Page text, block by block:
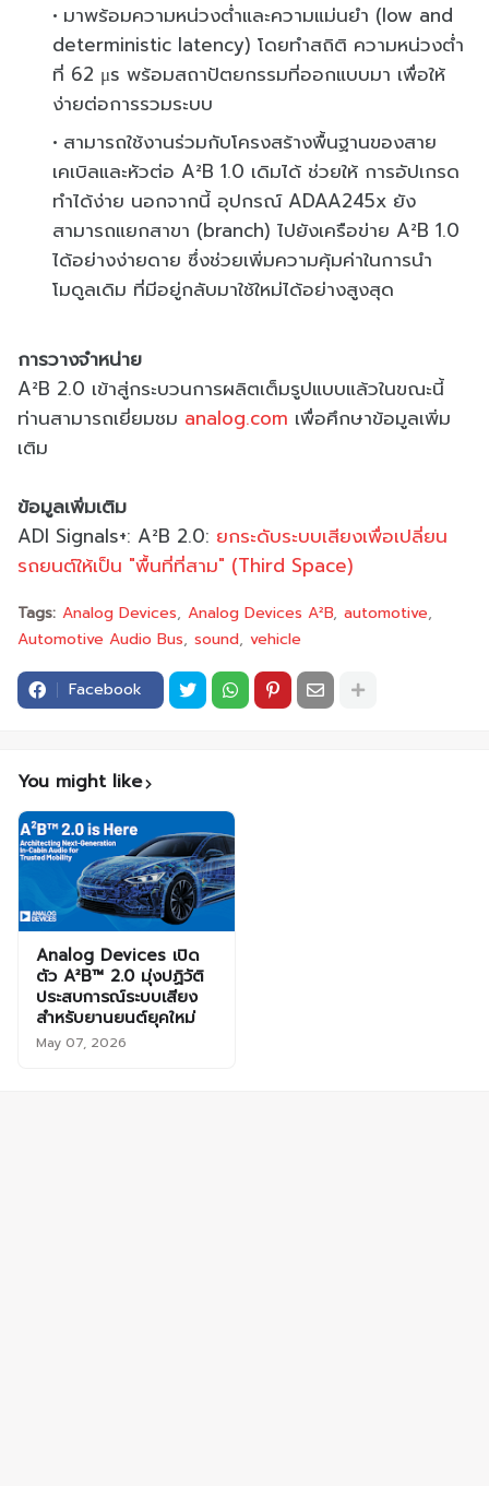
มาพร้อมความหน่วงต่ำและความแม่นยำ (low and
deterministic latency) โดยทำสถิติ ความหน่วงต่ำ
ที่ 62 μs พร้อมสถาปัตยกรรมที่ออกแบบมา เพื่อให้
ง่ายต่อการรวมระบบ
สามารถใช้งานร่วมกับโครงสร้างพื้นฐานของสาย
เคเบิลและหัวต่อ A²B 1.0 เดิมได้ ช่วยให้ การอัปเกรด
ทำได้ง่าย นอกจากนี้ อุปกรณ์ ADAA245x ยัง
สามารถแยกสาขา (branch) ไปยังเครือข่าย A²B 1.0
ได้อย่างง่ายดาย ซึ่งช่วยเพิ่มความคุ้มค่าในการนำ
โมดูลเดิม ที่มีอยู่กลับมาใช้ใหม่ได้อย่างสูงสุด
การวางจำหน่าย
A²B 2.0 เข้าสู่กระบวนการผลิตเต็มรูปแบบแล้วในขณะนี้
ท่านสามารถเยี่ยมชม analog.com เพื่อศึกษาข้อมูลเพิ่ม
เติม
ข้อมูลเพิ่มเติม
ADI Signals+: A²B 2.0: ยกระดับระบบเสียงเพื่อเปลี่ยน
รถยนต์ให้เป็น "พื้นที่ที่สาม" (Third Space)
Tags: Analog Devices Analog Devices A²B automotive
Automotive Audio Bus sound vehicle
Facebook
You might like
Analog Devices เปิด
ตัว A²B™ 2.0 มุ่งปฏิวัติ
ประสบการณ์ระบบเสียง
สำหรับยานยนต์ยุคใหม่
May 07, 2026